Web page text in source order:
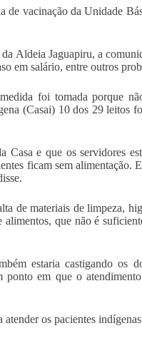
de vacinação da Unidade
Aldeia Jaguapiru, a
em salário, entre outros
foi tomada porque
(Casai) 10 dos 29 leitos
Casa e que os servidores
ficam sem alimentação.
de materiais de limpeza,
que não é
estaria castigando os
ponto em que o
os pacientes